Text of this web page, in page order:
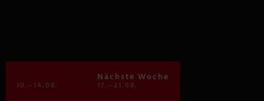
10.–14.08.
Nächste Woche
17.–21.08.